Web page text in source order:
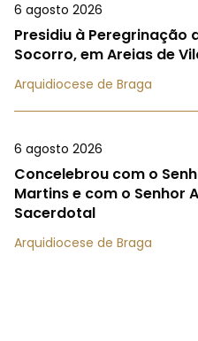
6 agosto 2026
Presidiu à Peregrinação
Socorro, em Areias de
Arquidiocese de Braga
6 agosto 2026
Concelebrou com o
Martins e com o Senhor
Sacerdotal
Arquidiocese de Braga